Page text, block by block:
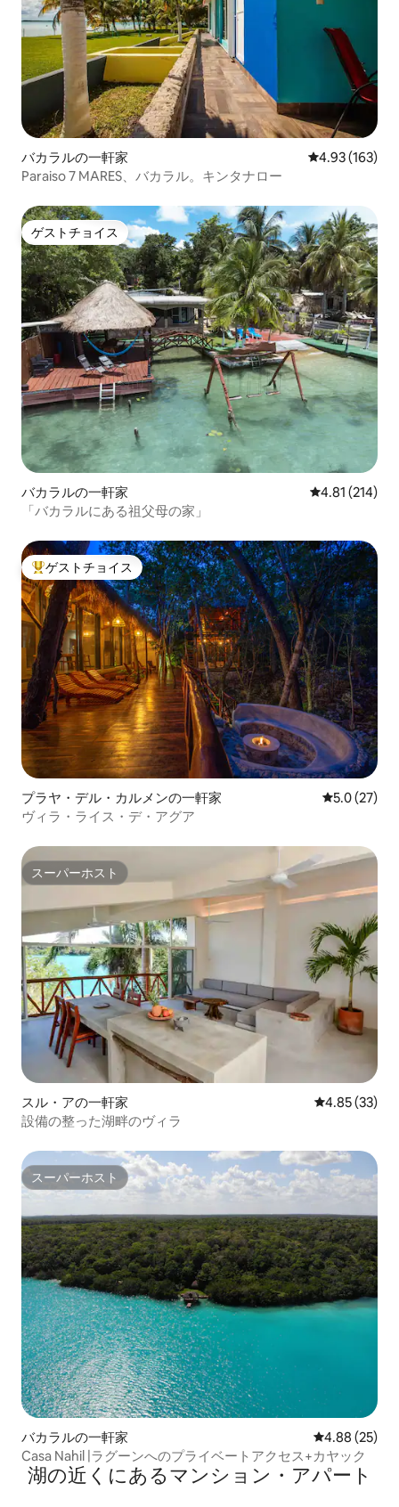
バカラルの一軒家 レビュー163
4.93 (163)
Paraiso 7 MARES、バカラル。キンタナロー
ゲストチョイス
ゲストチョイス
バカラルの一軒家 レビュー214
4.81 (214)
「バカラルにある祖父母の家」
大好評のゲストチョイスです。
ゲストチョイス
プラヤ・デル・カルメンの一軒家 レビュー27
5.0 (27)
ヴィラ・ライス・デ・アグア
スーパーホスト
スーパーホスト
スル・アの一軒家 レビュー33
4.85 (33)
設備の整った湖畔のヴィラ
スーパーホスト
スーパーホスト
バカラルの一軒家 レビュー25
4.88 (25)
Casa Nahil |ラグーンへのプライベートアクセス+カヤック
湖の近くにあるマンション・アパート